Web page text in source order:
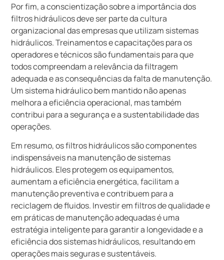
Por fim, a conscientização sobre a importância dos
filtros hidráulicos deve ser parte da cultura
organizacional das empresas que utilizam sistemas
hidráulicos. Treinamentos e capacitações para os
operadores e técnicos são fundamentais para que
todos compreendam a relevância da filtragem
adequada e as consequências da falta de manutenção.
Um sistema hidráulico bem mantido não apenas
melhora a eficiência operacional, mas também
contribui para a segurança e a sustentabilidade das
operações.
Em resumo, os filtros hidráulicos são componentes
indispensáveis na manutenção de sistemas
hidráulicos. Eles protegem os equipamentos,
aumentam a eficiência energética, facilitam a
manutenção preventiva e contribuem para a
reciclagem de fluidos. Investir em filtros de qualidade e
em práticas de manutenção adequadas é uma
estratégia inteligente para garantir a longevidade e a
eficiência dos sistemas hidráulicos, resultando em
operações mais seguras e sustentáveis.